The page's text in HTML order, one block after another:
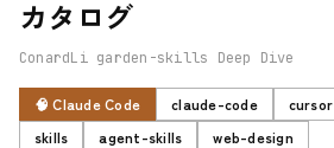
カタログ
ConardLi garden-skills Deep Dive
🧠 Claude Code claude-code cursor
skills
agent-skills web-design